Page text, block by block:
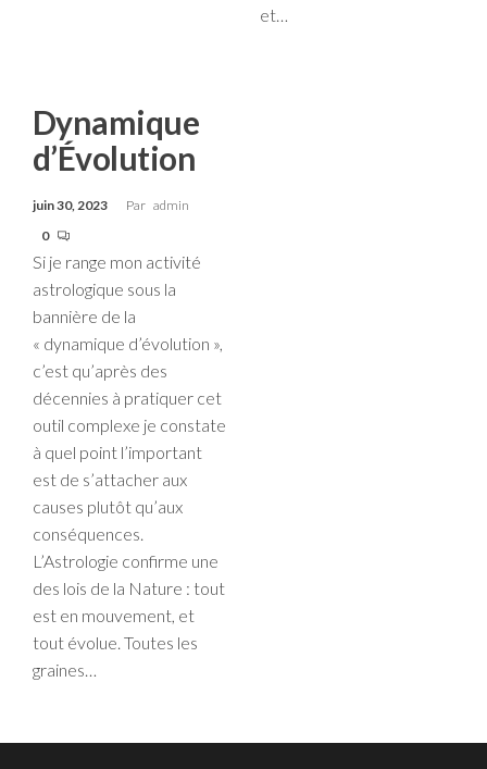
et…
Dynamique
d’Évolution
juin 30, 2023 Par admin
0
Si je range mon activité
astrologique sous la
bannière de la
« dynamique d’évolution »,
c’est qu’après des
décennies à pratiquer cet
outil complexe je constate
à quel point l’important
est de s’attacher aux
causes plutôt qu’aux
conséquences.
L’Astrologie confirme une
des lois de la Nature : tout
est en mouvement, et
tout évolue. Toutes les
graines…